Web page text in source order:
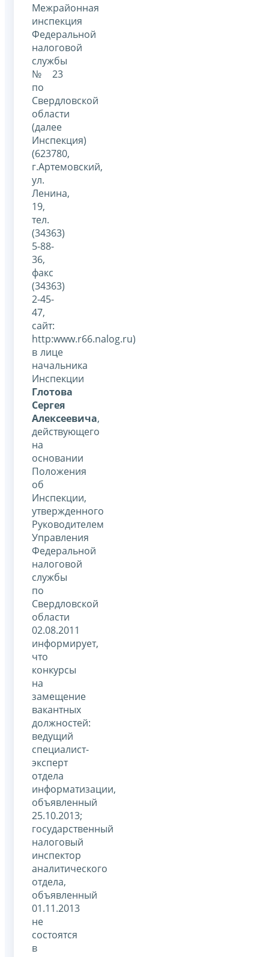
Межрайонная
инспекция
Федеральной
налоговой
службы
№ 23
по
Свердловской
области
(далее
Инспекция)
(623780,
г.Артемовский,
ул.
Ленина,
19,
тел.
(34363)
5-88-
36,
факс
(34363)
2-45-
47,
сайт:
http:www.r66.nalog.ru)
в лице
начальника
Инспекции
Глотова
Сергея
Алексеевича,
действующего
на
основании
Положения
об
Инспекции,
утвержденного
Руководителем
Управления
Федеральной
налоговой
службы
по
Свердловской
области
02.08.2011
информирует,
что
конкурсы
на
замещение
вакантных
должностей:
ведущий
специалист-
эксперт
отдела
информатизации,
объявленный
25.10.2013;
государственный
налоговый
инспектор
аналитического
отдела,
объявленный
01.11.2013
не
состоятся
в